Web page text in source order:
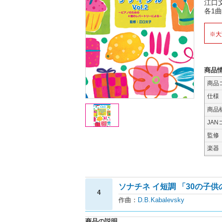
江口
各1
※大
商品
商品
仕様
商品
JAN
監修
楽器
4
ソナチネ イ短調 「30の子
作曲： D.B.Kabalevsky